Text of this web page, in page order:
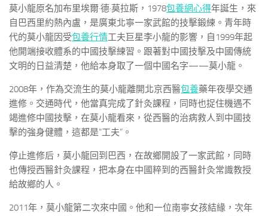
莫小龍原名加布里埃爾·德·莫拉斯，1978包養網心得年誕生，來
自巴西里約熱內盧，是廣東北寧一家武館的技擊鍛練。青年時
代的莫小龍因受包養行情工夫巨星李小龍的影響，自1999年起
他開端接收體系的中國技擊練習。跟著對中國技擊及中國傳統
文明的日益清楚，他給本身取了一個中國名字——莫小龍。
2008年，作為交流生的莫小龍離開北京西醫包養藥年夜學交通
進修。交通時代，他當真完成了針灸課程，同時也捉住機遇不
竭進修中國技擊，在莫小龍看來，從西醫的治病救人到中國技
擊的強身健體，這都是“工夫”。
停止進修后，莫小龍回到巴西，在故鄉開設了一家武館，同時
也傳授西醫針灸課程，把本身在中國粹到的西醫針灸常識教授
給故鄉的人。
2011年，莫小龍第二次來中國。他和一位南寧女孩結緣，次年